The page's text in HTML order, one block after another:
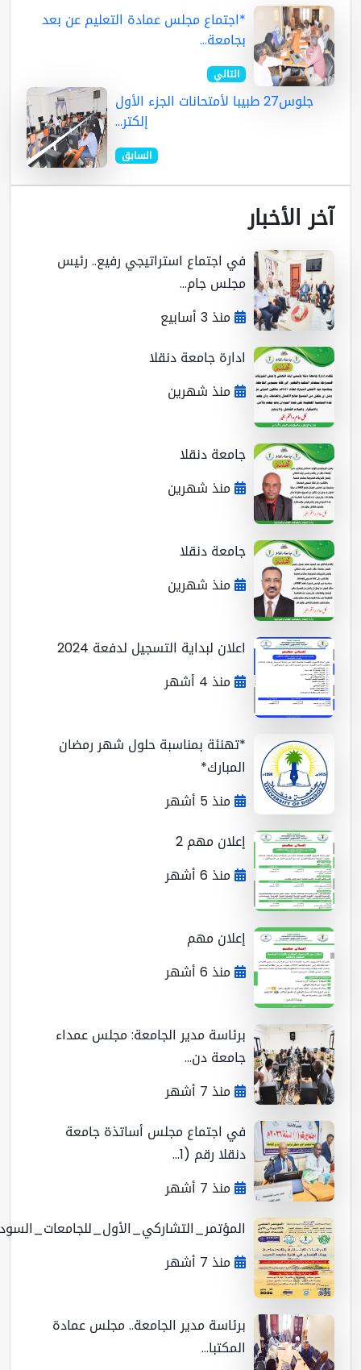
*اجتماع مجلس عمادة التعليم عن بعد
بجامعة...
التالي
جلوس27 طبيبا لأمتحانات الجزء الأول
السابق
الأخبار
في اجتماع استراتيجي رفيع.. رئيس
مجلس جام...
منذ 3 أسابيع
ادارة جامعة دنقلا
منذ شهرين
جامعة دنقلا
منذ شهرين
جامعة دنقلا
منذ شهرين
اعلان لبداية التسجيل لدفعة 2024
منذ 4 أشهر
*تهنئة بمناسبة حلول شهر رمضان
المبارك*
منذ 5 أشهر
إعلان مهم 2
منذ 6 أشهر
إعلان مهم
منذ 6 أشهر
برئاسة مدير الجامعة: مجلس عمداء
جامعة دن...
منذ 7 أشهر
في اجتماع مجلس أساتذة جامعة
دنقلا رقم (1...
منذ 7 أشهر
المؤتمر_التشاركي_الأول_للجامعات_السوداني...
منذ 7 أشهر
برئاسة مدير الجامعة.. مجلس عمادة
المكتبا...